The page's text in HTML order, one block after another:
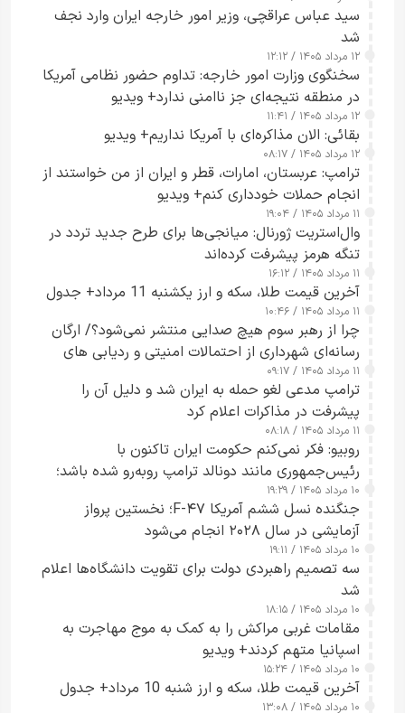
سید عباس عراقچی، وزیر امور خارجه ایران وارد نجف
شد
۱۲ مرداد ۱۴۰۵ / ۱۲:۱۲
سخنگوی وزارت امور خارجه: تداوم حضور نظامی آمریکا
در منطقه نتیجه‌ای جز ناامنی ندارد+ ویدیو
۱۲ مرداد ۱۴۰۵ / ۱۱:۴۱
بقائی: الان مذاکره‌ای با آمریکا نداریم+ ویدیو
۱۲ مرداد ۱۴۰۵ / ۰۸:۱۷
ترامپ: عربستان، امارات، قطر و ایران از من خواستند از
انجام حملات خودداری کنم+ ویدیو
۱۱ مرداد ۱۴۰۵ / ۱۹:۰۴
وال‌استریت ژورنال: میانجی‌ها برای طرح جدید تردد در
تنگه هرمز پیشرفت کرده‌اند
۱۱ مرداد ۱۴۰۵ / ۱۶:۱۲
آخرین قیمت طلا، سکه و ارز یکشنبه 11 مرداد+ جدول
۱۱ مرداد ۱۴۰۵ / ۱۰:۴۶
چرا از رهبر سوم هیچ صدایی منتشر نمی‌شود؟/ ارگان
رسانه‌ای شهرداری از احتمالات امنیتی و ردیابی های
جاسوسی گفت
۱۱ مرداد ۱۴۰۵ / ۰۹:۱۷
ترامپ مدعی لغو حمله به ایران شد و دلیل آن را
پیشرفت در مذاکرات اعلام کرد
۱۱ مرداد ۱۴۰۵ / ۰۸:۱۸
روبیو: فکر نمی‌کنم حکومت ایران تاکنون با
رئیس‌جمهوری مانند دونالد ترامپ روبه‌رو شده باشد؛
کسی که واقعاً دست به اقدام می‌زند
۱۰ مرداد ۱۴۰۵ / ۱۹:۲۹
جنگنده نسل ششم آمریکا F-۴۷؛ نخستین پرواز
آزمایشی در سال ۲۰۲۸ انجام می‌شود
۱۰ مرداد ۱۴۰۵ / ۱۹:۱۱
سه تصمیم راهبردی دولت برای تقویت دانشگاه‌ها اعلام
شد
۱۰ مرداد ۱۴۰۵ / ۱۸:۱۵
مقامات غربی مراکش را به کمک به موج مهاجرت به
اسپانیا متهم کردند+ ویدیو
۱۰ مرداد ۱۴۰۵ / ۱۵:۲۴
آخرین قیمت طلا، سکه و ارز شنبه 10 مرداد+ جدول
۱۰ مرداد ۱۴۰۵ / ۱۳:۰۸